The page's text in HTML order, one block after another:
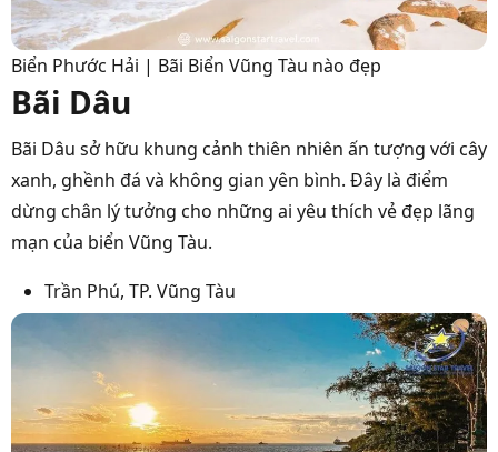
Biển Phước Hải | Bãi Biển Vũng Tàu nào đẹp
Bãi Dâu
Bãi Dâu sở hữu khung cảnh thiên nhiên ấn tượng với cây
xanh, ghềnh đá và không gian yên bình. Đây là điểm
dừng chân lý tưởng cho những ai yêu thích vẻ đẹp lãng
mạn của biển Vũng Tàu.
Trần Phú, TP. Vũng Tàu